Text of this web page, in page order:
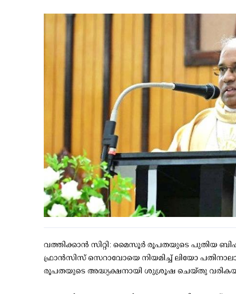
വത്തിക്കാന്‍ സിറ്റി: മൈസൂർ രൂപതയുടെ പുതിയ
ഫ്രാൻസിസ് സെറാവോയെ നിയമിച്ച് ലിയോ
രൂപതയുടെ അദ്ധ്യക്ഷനായി ശുശ്രൂഷ ചെയ്തു